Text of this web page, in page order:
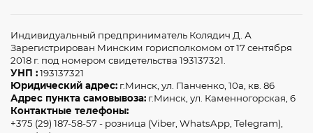
максимально удобным и быстрым для вас.
Дополнительные услуги
Кроме продажи автозапчастей, мы предлагаем
консультации по выбору нашим клиентам.
Наши специалисты помогут вам не только
Индивидуальный предприниматель Колядич Д. А
Зарегистрирован Минским горисполкомом от 17 сентября
2018 г. под номером свидетельства 193137321.
УНП :193137321
Юридический адрес: г.Минск, ул. Панченко, 10а, кв. 86
Адрес пункта самовывоза: г.Минск, ул. Каменногорская, 6
Контактные телефоны:
+375 (29) 187-58-57 - розница (Viber, WhatsApp, Telegram),